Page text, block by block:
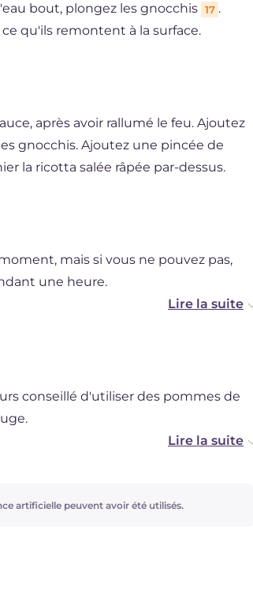
bout, plongez les gnocchis 17 .
qu'ils remontent à la surface.
après avoir rallumé le feu. Ajoutez
gnocchis. Ajoutez une pincée de
la ricotta salée râpée par-dessus.
mais si vous ne pouvez pas,
une heure.
conseillé d'utiliser des pommes de
artificielle peuvent avoir été utilisés.